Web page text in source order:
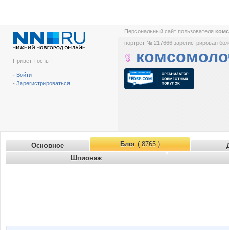
Привет, Гость !
- Войти
- Зарегистрироваться
Персональный сайт пользователя
портрет № 217666 зарегистрирован
Основное Блог( 8765 )
Шпионаж